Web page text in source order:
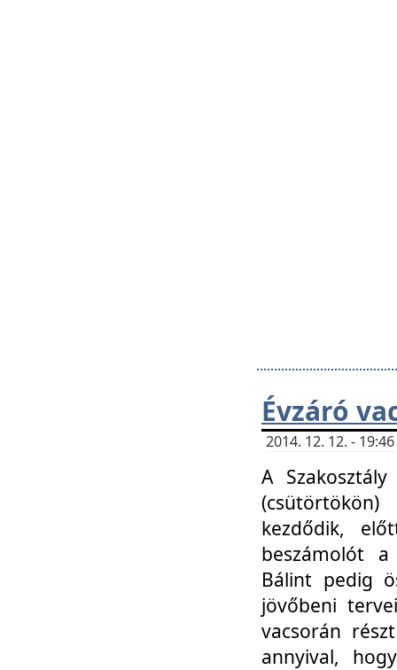
Évzáró
2014. 12. 12. -
A
kezdődik,
beszámolót
Bálint pedig
jövőbeni
vacsorán
annyival,